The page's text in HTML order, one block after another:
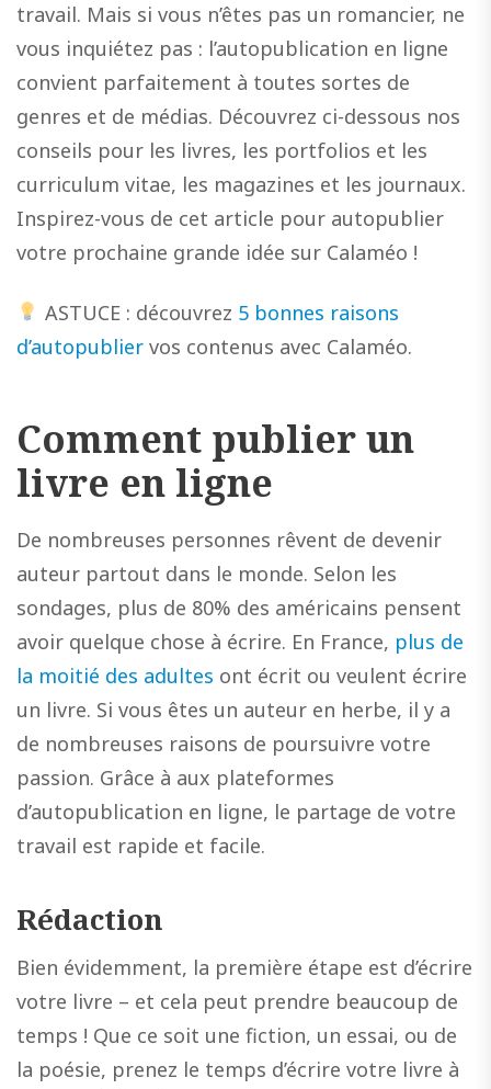
travail. Mais si vous n’êtes pas un romancier, ne
vous inquiétez pas : l’autopublication en ligne
convient parfaitement à toutes sortes de
genres et de médias. Découvrez ci-dessous nos
conseils pour les livres, les portfolios et les
curriculum vitae, les magazines et les journaux.
Inspirez-vous de cet article pour autopublier
votre prochaine grande idée sur Calaméo !
ASTUCE : découvrez 5 bonnes raisons
d’autopublier vos contenus avec Calaméo.
Comment publier un
livre en ligne
De nombreuses personnes rêvent de devenir
auteur partout dans le monde. Selon les
sondages, plus de 80% des américains pensent
avoir quelque chose à écrire. En France, plus de
la moitié des adultes ont écrit ou veulent écrire
un livre. Si vous êtes un auteur en herbe, il y a
de nombreuses raisons de poursuivre votre
passion. Grâce à aux plateformes
d’autopublication en ligne, le partage de votre
travail est rapide et facile.
Rédaction
Bien évidemment, la première étape est d’écrire
votre livre – et cela peut prendre beaucoup de
temps ! Que ce soit une fiction, un essai, ou de
la poésie, prenez le temps d’écrire votre livre à